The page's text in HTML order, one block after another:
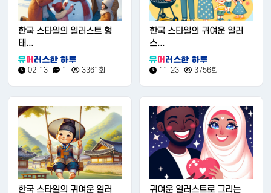
한국 스타일의 일러스트 형
태...
02-13 1 3361회
한국 스타일의 귀여운 일러
스...
11-23 3756회
한국 스타일의 귀여운 일러
귀여운 일러스트로 그리는